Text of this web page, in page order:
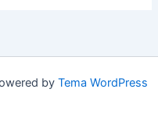
by Tema WordPress